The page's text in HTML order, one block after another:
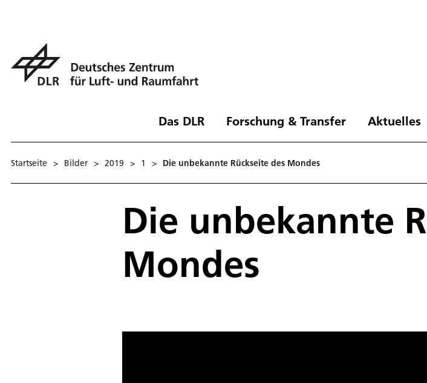
Das DLR Forschung & Transfer Aktuelles
Startseite > Bilder > 2019 > 1 > Die unbekannte Rückseite des Mondes
Die unbekannte
Mondes